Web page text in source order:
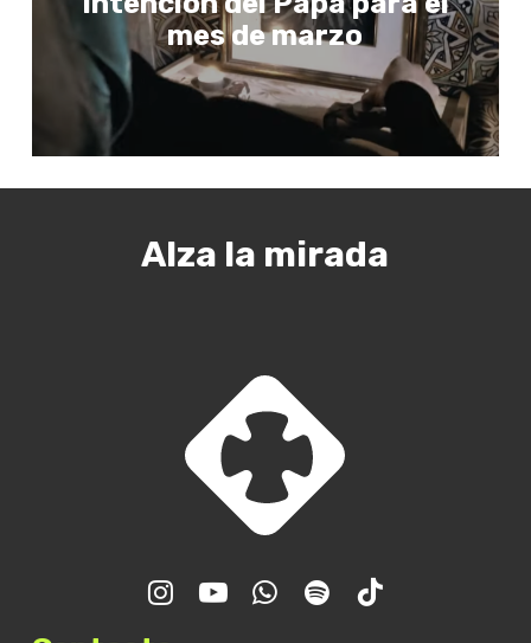
mes de marzo
Alza la mirada